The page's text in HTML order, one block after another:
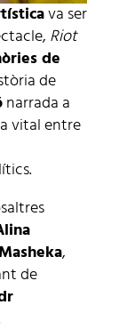
va ser
Riot
de
de
narrada a
vital entre
,
de